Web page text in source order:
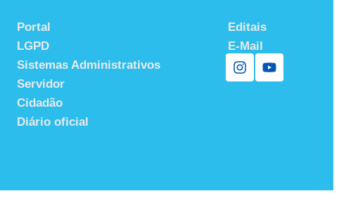
Portal
LGPD
Sistemas Administrativos
Servidor
Cidadão
Diário oficial
Editais
E-Mail